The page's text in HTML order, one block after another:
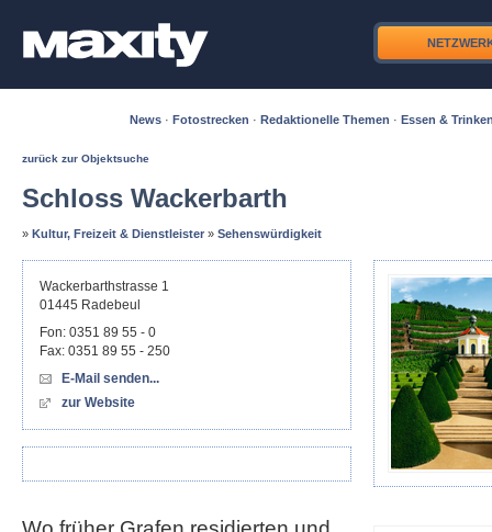
News · Fotostrecken · Redaktionelle Themen · Essen &
zurück zur Objektsuche
Schloss Wackerbarth
» Kultur, Freizeit & Dienstleister » Sehenswürdigkeit
Wackerbarthstrasse 1
01445 Radebeul
Fon: 0351 89 55 - 0
Fax: 0351 89 55 - 250
E-Mail senden...
zur Website